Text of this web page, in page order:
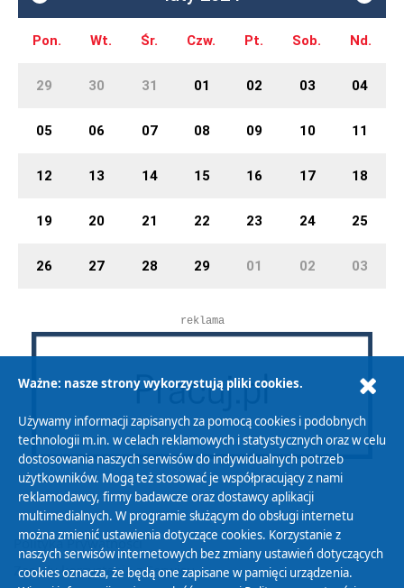
Pon. Wt. Śr. Czw. Pt. Sob. Nd.
29 30 31 01 02 03 04
05 06 07 08 09 10 11
12 13 14 15 16 17 18
19 20 21 22 23 24 25
26 27 28 29 01 02 03
reklama
Polityka Prywatności
Zasady korzystania z Serwisu
Ważne: nasze strony wykorzystują pliki cookies.
Używamy informacji zapisanych za pomocą cookies i podobnych
technologii m.in. w celach reklamowych i statystycznych oraz w celu
dostosowania naszych serwisów do indywidualnych potrzeb
użytkowników. Mogą też stosować je współpracujący z nami
reklamodawcy, firmy badawcze oraz dostawcy aplikacji
multimedialnych. W programie służącym do obsługi internetu
można zmienić ustawienia dotyczące cookies. Korzystanie z
naszych serwisów internetowych bez zmiany ustawień dotyczących
cookies oznacza, że będą one zapisane w pamięci urządzenia.